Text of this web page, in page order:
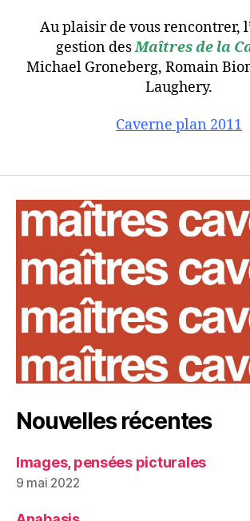
Au plaisir de vous rencontrer,
gestion desMaîtres de la
Michael Groneberg, Romain
Laughery.
Caverne plan 2011
Nouvelles récentes
Images, pensées picturales
9 mai 2022